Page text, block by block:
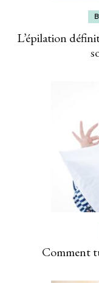
L’épilation
Comment